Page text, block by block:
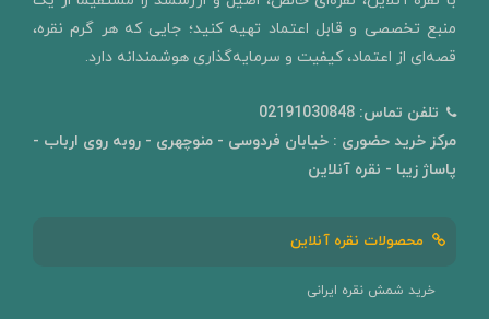
منبع تخصصی و قابل اعتماد تهیه کنید؛ جایی که هر گرم نقره،
قصه‌ای از اعتماد، کیفیت و سرمایه‌گذاری هوشمندانه دارد.
تلفن تماس: 02191030848
مرکز خرید حضوری : خیابان فردوسی - منوچهری - روبه روی ارباب -
پاساژ زیبا - نقره آنلاین
محصولات نقره آنلاین
خرید شمش نقره ایرانی